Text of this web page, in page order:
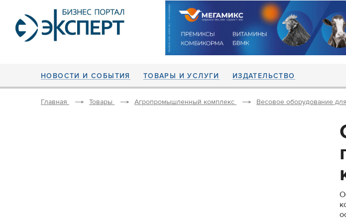
НОВОСТИ И СОБЫТИЯ ТОВАРЫ И УСЛУГИ ИЗДАТЕЛЬСТВО
Главная Товары Агропромышленный комплекс Весовое оборудование